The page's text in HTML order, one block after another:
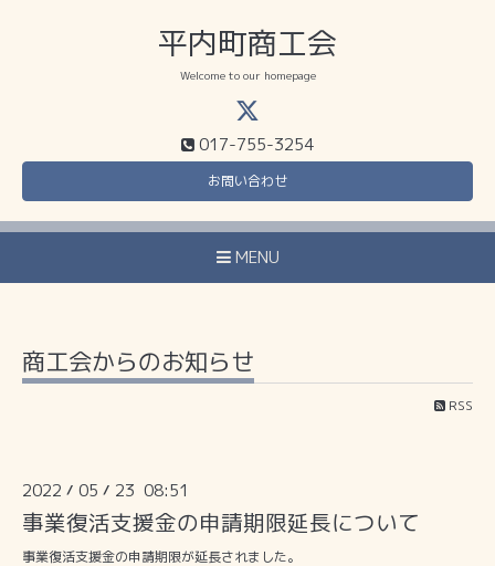
平内町商工会
Welcome to our homepage
017-755-3254
お問い合わせ
MENU
商工会からのお知らせ
RSS
2022 / 05 / 23 08:51
事業復活支援金の申請期限延長について
事業復活支援金の申請期限が延長されました。